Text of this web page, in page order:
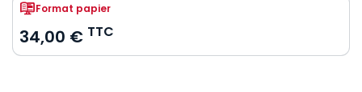
Format papier
34,00 € TTC